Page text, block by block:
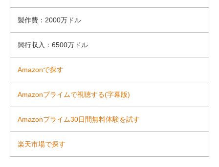
製作費：2000万ドル
興行収入：6500万ドル
Amazonで探す
Amazonプライムで視聴する(字幕版)
Amazonプライム30日間無料体験を試す
楽天市場で探す